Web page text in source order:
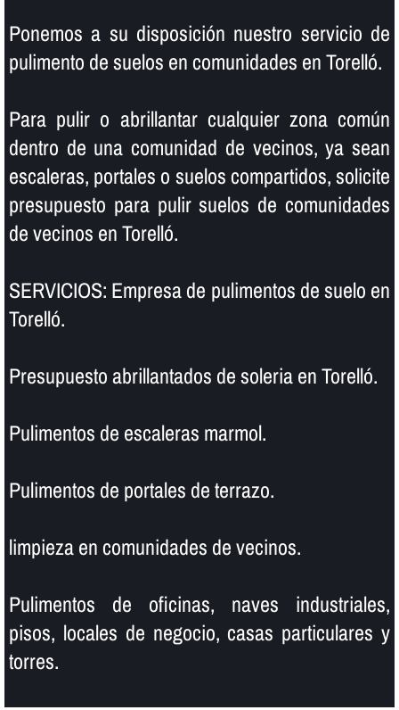
Ponemos a su disposición nuestro servicio de
pulimento de suelos en comunidades en Torelló.
Para pulir o abrillantar cualquier zona común
dentro de una comunidad de vecinos, ya sean
escaleras, portales o suelos compartidos, solicite
presupuesto para pulir suelos de comunidades
de vecinos en Torelló.
SERVICIOS: Empresa de pulimentos de suelo en
Torelló.
Presupuesto abrillantados de soleria en Torelló.
Pulimentos de escaleras marmol.
Pulimentos de portales de terrazo.
limpieza en comunidades de vecinos.
Pulimentos de oficinas, naves industriales,
pisos, locales de negocio, casas particulares y
torres.